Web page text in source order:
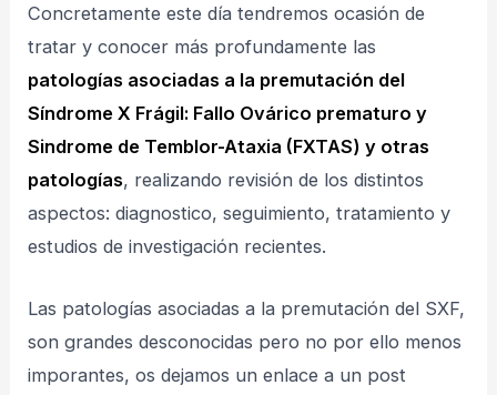
Concretamente este día tendremos ocasión de
tratar y conocer más profundamente las
patologías asociadas a la premutación del
Síndrome X Frágil: Fallo Ovárico prematuro y
Sindrome de Temblor-Ataxia (FXTAS) y otras
patologías, realizando revisión de los distintos
aspectos: diagnostico, seguimiento, tratamiento y
estudios de investigación recientes.
Las patologías asociadas a la premutación del SXF,
son grandes desconocidas pero no por ello menos
imporantes, os dejamos un enlace a un post